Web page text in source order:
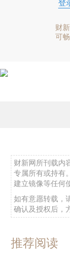
登
财
可
财新网所刊载内
专属所有或持有
建立镜像等任何
如有意愿转载，
确认及授权后，
推荐阅读